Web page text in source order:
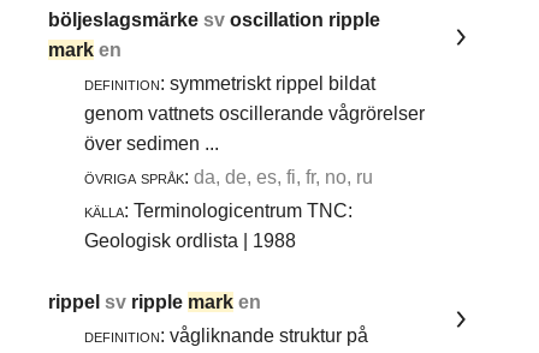
böljeslagsmärkesvoscillation ripple
mark en
definition: symmetriskt rippel bildat
genom vattnets oscillerande vågrörelser
över sedimen ...
övriga språk: da, de, es, fi, fr, no, ru
källa: Terminologicentrum TNC:
Geologisk ordlista | 1988
rippelsv ripple mark en
definition: vågliknande struktur på